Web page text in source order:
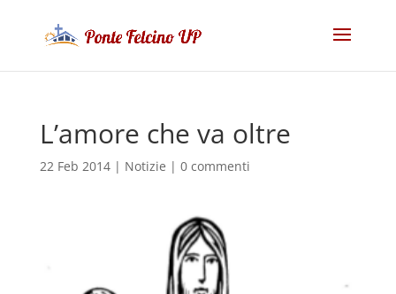
L’amore che va oltre
22 Feb 2014| Notizie | 0 commenti